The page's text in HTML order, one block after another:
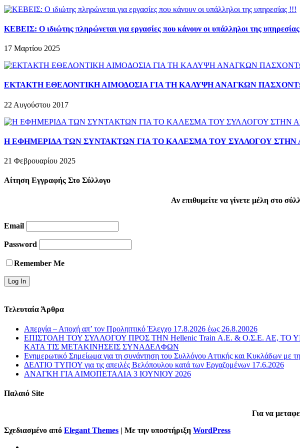
ΚΕΒΕΙΣ: O ιδιώτης πληρώνεται για εργασίες που κάνουν οι υπάλληλοι της
17 Μαρτίου 2025
ΕΚΤΑΚΤΗ ΕΘΕΛΟΝΤΙΚΗ ΑΙΜΟΔΟΣΙΑ ΓΙΑ ΤΗ ΚΑΛΥΨΗ ΑΝΑΓΚΩΝ
22 Αυγούστου 2017
Η ΕΦΗΜΕΡΙΔΑ ΤΩΝ ΣΥΝΤΑΚΤΩΝ ΓΙΑ ΤΟ ΚΑΛΕΣΜΑ ΤΟΥ ΣΥΛΛΟΓΟΥ ΣΤΗΝ
21 Φεβρουαρίου 2025
Αίτηση Εγγραφής Στο Σύλλογο
Αν επιθυμείτε να γίνετε μέλη στο
Email
Password
Remember Me
Τελευταία Άρθρα
Απεργία – Αποχή απ’ τον Προληπτικό Έλεγχο 17.8.2026 έως 26.8.20026
ΕΠΙΣΤΟΛΗ ΤΟΥ ΣΥΛΛΟΓΟΥ ΠΡΟΣ ΤΗΝ Hellenic Train Α.Ε. & Ο.Σ.Ε. ΑΕ,
ΚΑΤΑ ΤΙΣ ΜΕΤΑΚΙΝΗΣΕΙΣ ΣΥΝΑΔΕΛΦΩΝ
Ενημερωτικό Σημείωμα για τη συνάντηση του Συλλόγου Αττικής και Κυκλάδων με
ΔΕΛΤΙΟ ΤΥΠΟΥ για τις απειλές Βελόπουλου κατά των Εργαζομένων 17.6.2026
ΑΝΑΓΚΗ ΓΙΑ ΑΙΜΟΠΕΤΑΛΙΑ 3 ΙΟΥΝΙΟΥ 2026
Παλαιό Site
Για να
Σχεδιασμένο από Elegant Themes | Με την υποστήριξη WordPress